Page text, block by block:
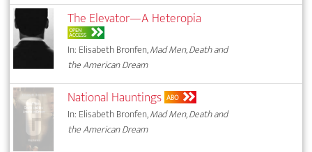
The Elevator—A Heteropia
OPEN
ACCESS
In: Elisabeth Bronfen,Mad Men, Death and
the American Dream
National Hauntings ABO
In: Elisabeth Bronfen,Mad Men, Death and
the American Dream